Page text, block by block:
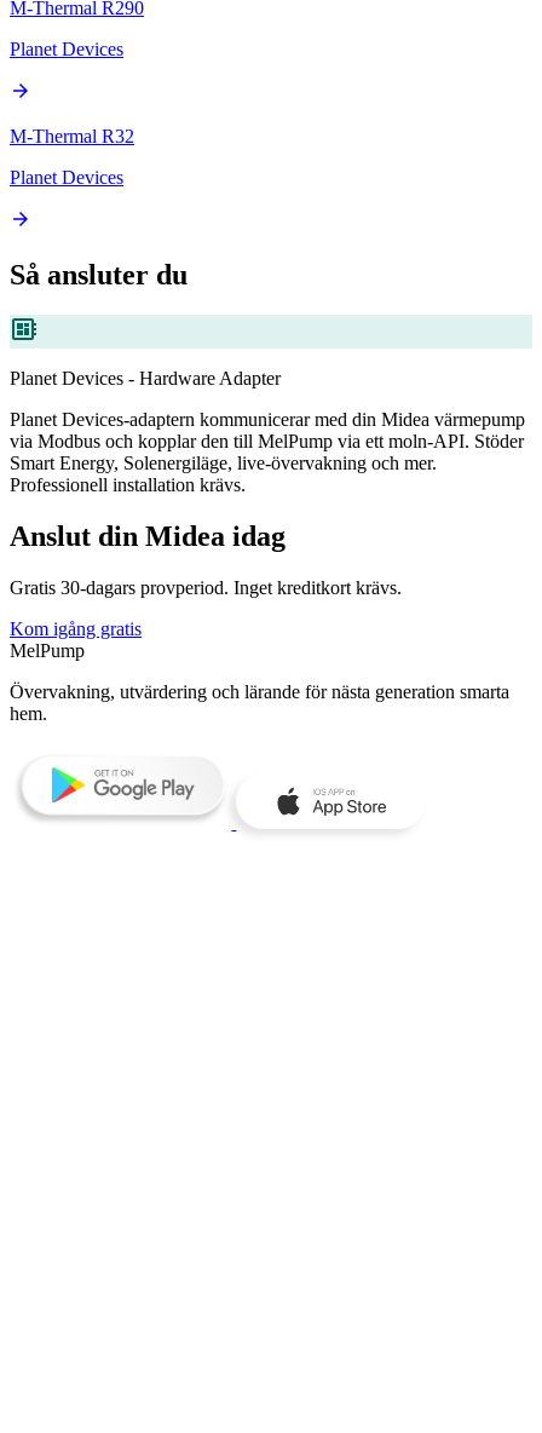
M-Thermal R290
Planet Devices
arrow_forward
M-Thermal R32
Planet Devices
arrow_forward
Så ansluter du
developer_board
Planet Devices - Hardware Adapter
Planet Devices-adaptern kommunicerar med din Midea värmepump
via Modbus och kopplar den till MelPump via ett moln-API. Stöder
Smart Energy, Solenergiläge, live-övervakning och mer.
Professionell installation krävs.
Anslut din Midea idag
Gratis 30-dagars provperiod. Inget kreditkort krävs.
Kom igång gratis
MelPump
Övervakning, utvärdering och lärande för nästa generation smarta
hem.